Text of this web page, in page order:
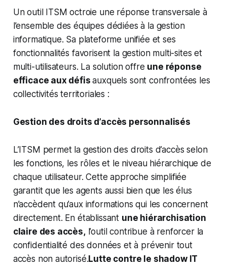
Un outil ITSM octroie une réponse transversale à
l’ensemble des équipes dédiées à la gestion
informatique. Sa plateforme unifiée et ses
fonctionnalités favorisent la gestion multi-sites et
multi-utilisateurs. La solution offre une réponse
efficace aux défisauxquels sont confrontées les
collectivités territoriales :
Gestion des droits d’accès personnalisés
L’ITSM permet la gestion des droits d’accès selon
les fonctions, les rôles et le niveau hiérarchique de
chaque utilisateur. Cette approche simplifiée
garantit que les agents aussi bien que les élus
n’accèdent qu’aux informations qui les concernent
directement. En établissant une hiérarchisation
claire des accès,l’outil contribue à renforcer la
confidentialité des données et à prévenir tout
accès non autorisé.Lutte contre le shadow IT